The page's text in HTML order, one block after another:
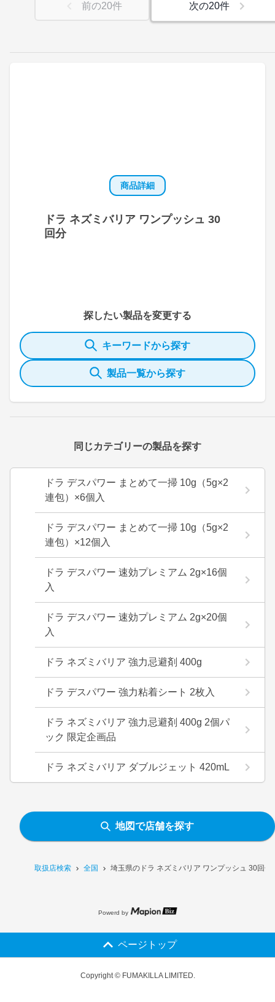
取扱店検索 全国 埼玉県のドラ ネズミバリア ワンプッシュ 30回分
商品詳細
ドラ ネズミバリア ワンプッシュ 30
回分
探したい製品を変更する
キーワードから探す
製品一覧から探す
同じカテゴリーの製品を探す
ドラ デスパワー まとめて一掃 10g（5g×2
連包）×6個入
ドラ デスパワー まとめて一掃 10g（5g×2
連包）×12個入
ドラ デスパワー 速効プレミアム 2g×16個
入
ドラ デスパワー 速効プレミアム 2g×20個
入
ドラ ネズミバリア 強力忌避剤 400g
ドラ デスパワー 強力粘着シート 2枚入
ドラ ネズミバリア 強力忌避剤 400g 2個パ
ック 限定企画品
ドラ ネズミバリア ダブルジェット 420mL
前の20件 次の20件
地図で店舗を探す
Powerd by
ページトップ
Copyright © FUMAKILLA LIMITED.